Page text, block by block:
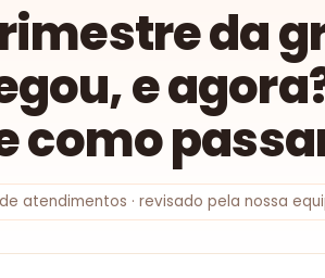
da
e
como
de atendimentos · revisado pela nossa